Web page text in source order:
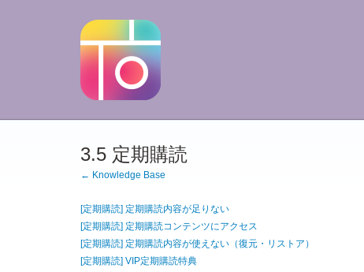
3.5 定期購読
← Knowledge Base
[定期購読] 定期購読内容が足りない
[定期購読] 定期購読コンテンツにアクセス
[定期購読] 定期購読内容が使えない（復元・リストア）
[定期購読] VIP定期購読特典